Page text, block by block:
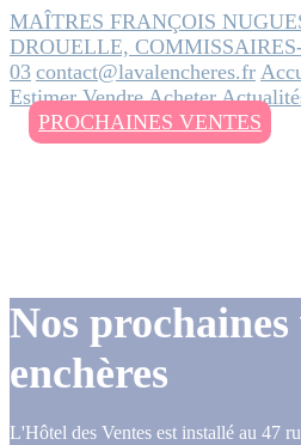
MAÎTRES FRANÇOIS
DROUELLE,
03 contact@lavalencheres.fr
EstimerVendreAcheter
PROCHAINES VENTES
Nos prochaines
enchères
L'Hôtel des Ventes est installé au 47